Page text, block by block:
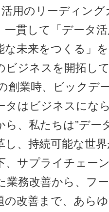
用のリーディン
一貫して「データ
な未来をつくる」
ビジネスを開拓し
創業時、ビックデ
タはビジネスにな
ら、私たちは”デー
し、持続可能な世
、サプライチェー
業務改善から、フ
の改善まで、あら